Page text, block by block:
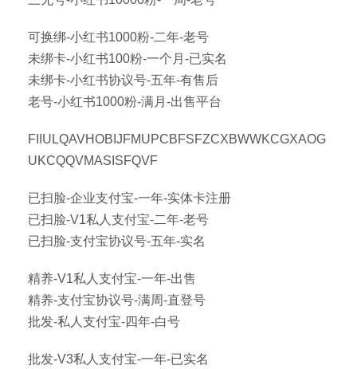
可换绑-小红书1000粉-二年-老号
未绑卡-小红书100粉-一个月-已实名
未绑卡-小红书协议号-五年-有售后
老号-小红书1000粉-满月-出售平台
FIIULQAVHOBIJFMUPCBFSFZCXBWWKCGXAOG
UKCQQVMASISFQVF
已扫脸-企业支付宝-一年-实体卡注册
已扫脸-V1私人支付宝-二年-老号
已扫脸-支付宝协议号-五年-实名
精养-V1私人支付宝-一年-出售
精养-支付宝协议号-满周-直登号
批发-私人支付宝-四年-白号
批发-V3私人支付宝-一年-已实名